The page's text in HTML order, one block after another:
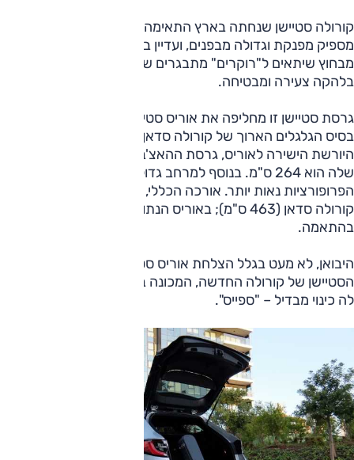
קורולה סטיישן שנחתה בארץ התאימה בדיוק לנסיעה. היא
מספיק מפנקת וגדולה מבפנים, ועדיין בעלת מראה מסוגנן דיו
מבחוץ שיתאים ל"רוקרים" מתבגרים שמרגישים שהם עדיין
בלהקה צעירה ומבטיחה.
גרסת סטיישן זו מחליפה את אוריס סטיישן, והיא מבוססת על
היורשת הישירה לאוריס, גרסת ההאצ'בק שאורך בסיס הגלגלים
שלה הוא 264 ס"מ. בנוסף למרחב גדול יותר באופן משמעותי, גם
בהתאמה.
היבואן, לא מעט בגלל הצלחת אוריס סטיישן, הזדרז להשיק את
לה כינוי מבדיל – "ספייס".